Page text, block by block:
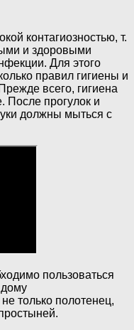
контагиозностью, т.
и здоровыми
Для этого
правил гигиены и
всего, гигиена
После прогулок и
должны мыться с
пользоваться
только полотенец,